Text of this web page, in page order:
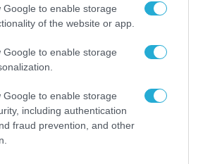
Google to enable storage
of the website or app.
Google to enable storage
Google to enable storage
including authentication
fraud prevention, and other